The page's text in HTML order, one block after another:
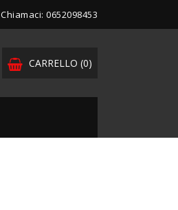
Chiamaci: 0652098453
CARRELLO (0)